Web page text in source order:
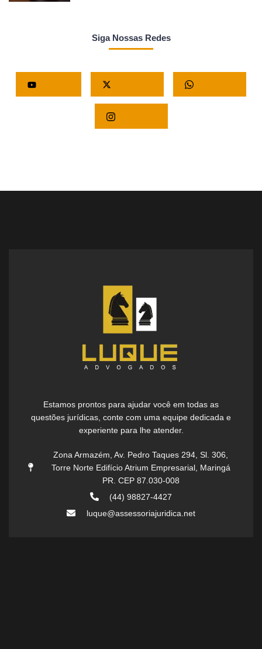
Siga Nossas Redes
Instagram
Estamos prontos para ajudar você em todas as
questões jurídicas, conte com uma equipe dedicada e
experiente para lhe atender.
Zona Armazém, Av. Pedro Taques 294, Sl. 306,
Torre Norte Edifício Atrium Empresarial, Maringá
PR. CEP 87.030-008
(44) 98827-4427
luque@assessoriajuridica.net